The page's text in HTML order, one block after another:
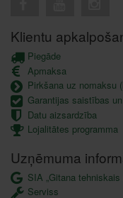
Klientu
Piegāde
Apmaksa
Pirkšana uz nomaksu
Garantijas saistības
Datu aizsardzība
Lojalitātes programma
Uzņēmuma
SIA „Gitana tehniskais
Serviss